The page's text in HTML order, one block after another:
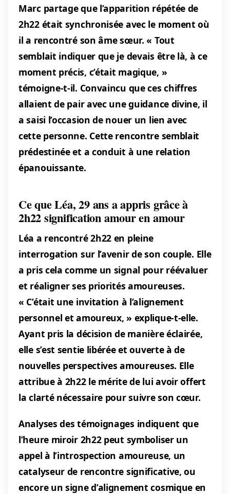
Marc partage que l’apparition répétée de
2h22 était synchronisée avec le moment où
il a rencontré son âme sœur. « Tout
semblait indiquer que je devais être là, à ce
moment précis, c’était magique, »
témoigne-t-il. Convaincu que ces chiffres
allaient de pair avec une guidance divine, il
a saisi l’occasion de nouer un lien avec
cette personne. Cette rencontre semblait
prédestinée et a conduit à une relation
épanouissante.
Ce que Léa, 29 ans a appris grâce à
2h22 signification amour en amour
Léa a rencontré 2h22 en pleine
interrogation sur l’avenir de son couple. Elle
a pris cela comme un signal pour réévaluer
et réaligner ses priorités amoureuses.
« C’était une invitation à l’alignement
personnel et amoureux, » explique-t-elle.
Ayant pris la décision de manière éclairée,
elle s’est sentie libérée et ouverte à de
nouvelles perspectives amoureuses. Elle
attribue à 2h22 le mérite de lui avoir offert
la clarté nécessaire pour suivre son cœur.
Analyses des témoignages indiquent que
l’heure miroir 2h22 peut symboliser un
appel à l’introspection amoureuse, un
catalyseur de rencontre significative, ou
encore un signe d’alignement cosmique en